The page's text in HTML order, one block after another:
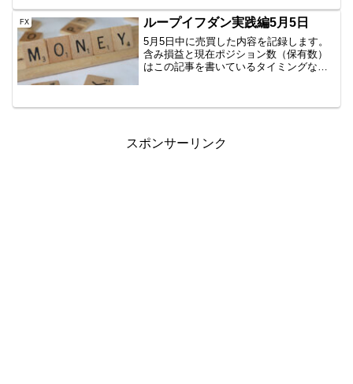
イア⭐︎⭐︎⭐︎どんなサイトなのか上のタイト
ルどおりで...
FX ループイフダン実践編5月5日
5月5日中に売買した内容を記録します。
含み損益と現在ポジション数（保有数）
はこの記事を書いているタイミングなの
スポンサーリンク